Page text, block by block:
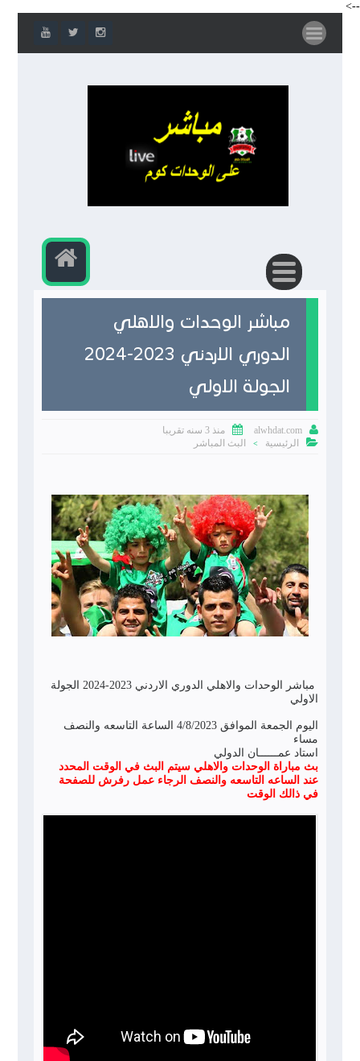
-->
مباشر الوحدات والاهلي
الدوري الاردني 2023-2024
الجولة الاولي

alwhdat.com

منذ 3 سنه تقريبا

الرئيسية > البث المباشر
مباشر الوحدات والاهلي الدوري الاردني 2023-2024 الجولة
الاولي
اليوم الجمعة الموافق 4/8/2023 الساعة التاسعه والنصف
مساء
استاد عمــــــان الدولي
بث مباراة الوحدات والاهلي سيتم البث في الوقت المحدد
عند الساعه التاسعه والنصف الرجاء عمل رفرش للصفحة
في ذالك الوقت